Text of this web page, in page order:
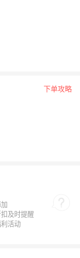
下单攻略